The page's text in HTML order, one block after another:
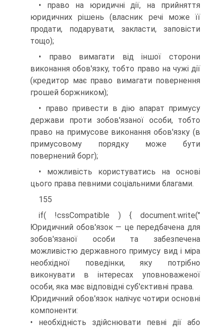
• право на юридичні дії, на прийняття
юридичних рішень (власник речі може її
продати, подарувати, закласти, заповісти
тощо);
• право вимагати від іншої сторони
виконання обов'язку, тобто право на чужі дії
(кредитор має право вимагати повернення
грошей боржником);
• право привести в дію апарат примусу
держави проти зобов'язаної особи, тобто
право на примусове виконання обов'язку (в
примусовому порядку може бути
повернений борг);
• можливість користуватись на основі
цього права певними соціальними благами.
155
if( !cssCompatible ) { document.write("
Юридичний обов'язок — це передбачена для
зобов'язаної особи та забезпечена
можливістю державного примусу вид і міра
необхідної поведінки, яку потрібно
виконувати в інтересах уповноваженої
особи, яка має відповідні суб'єктивні права.
Юридичний обов'язок налічує чотири основні
компоненти:
• необхідність здійснювати певні дії або